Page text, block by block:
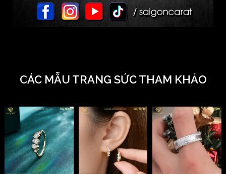
CÁC MẪU TRANG SỨC THAM KHẢO